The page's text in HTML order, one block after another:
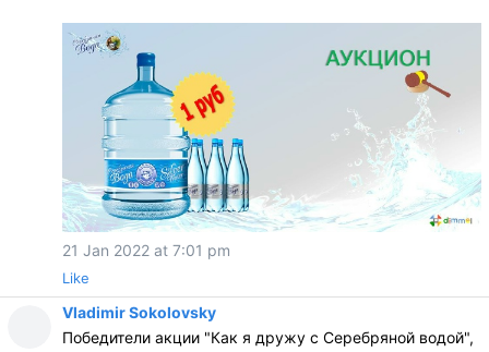
21 Jan 2022 at 7:01 pm
Like
Vladimir Sokolovsky
Победители акции "Как я дружу с Серебряной водой",